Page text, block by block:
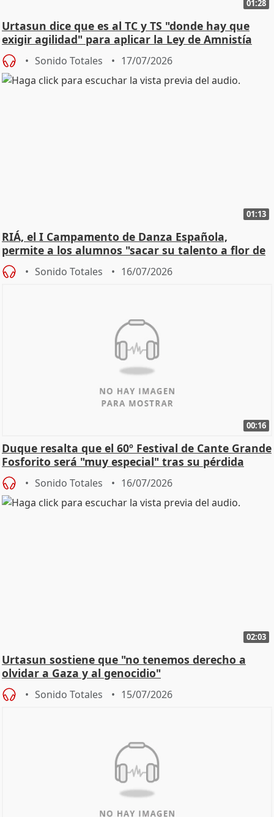
01:28
Urtasun dice que es al TC y TS "donde hay que
exigir agilidad" para aplicar la Ley de Amnistía
Sonido Totales 17/07/2026
01:13
RIÁ, el I Campamento de Danza Española,
permite a los alumnos "sacar su talento a flor de
piel"
Sonido Totales 16/07/2026
00:16
Duque resalta que el 60º Festival de Cante Grande
Fosforito será "muy especial" tras su pérdida
Sonido Totales 16/07/2026
02:03
Urtasun sostiene que "no tenemos derecho a
olvidar a Gaza y al genocidio"
Sonido Totales 15/07/2026